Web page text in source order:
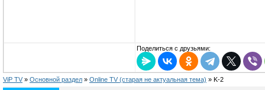
Поделиться с друзьями:
ViP TV » Oсновной раздел » Online TV (старая не актуальная тема) » K-2